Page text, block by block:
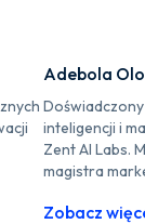
Adebola
inteligencji i
Zent AI Labs.
magistra
Zobacz